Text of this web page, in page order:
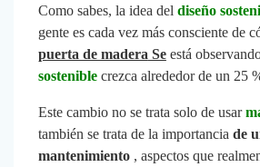
Como sabes, la idea del diseño
gente es cada vez más consciente de
puerta de madera Seestá
sosteniblecrezca alrededor de un 25
Este cambio no se trata solo de usar
también se trata de la importancia de
mantenimiento, aspectos que